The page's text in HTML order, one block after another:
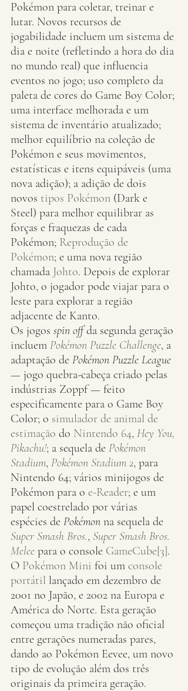
Pokémon para coletar, treinar e
lutar. Novos recursos de
jogabilidade incluem um sistema de
dia e noite (refletindo a hora do dia
no mundo real) que influencia
eventos no jogo; uso completo da
paleta de cores do Game Boy Color;
uma interface melhorada e um
sistema de inventário atualizado;
melhor equilíbrio na coleção de
Pokémon e seus movimentos,
estatísticas e itens equipáveis ​​(uma
nova adição); a adição de dois
novos tipos Pokémon (Dark e
Steel) para melhor equilibrar as
forças e fraquezas de cada
Pokémon; Reprodução de
Pokémon; e uma nova região
chamada Johto. Depois de explorar
Johto, o jogador pode viajar para o
leste para explorar a região
adjacente de Kanto.
Os jogos spin off da segunda geração
incluem Pokémon Puzzle Challenge, a
adaptação de Pokémon Puzzle League
— jogo quebra-cabeça criado pelas
indústrias Zoppf — feito
especificamente para o Game Boy
Color; o simulador de animal de
estimação do Nintendo 64, Hey You,
Pikachu!; a sequela de Pokémon
Stadium, Pokémon Stadium 2, para
Nintendo 64; vários minijogos de
Pokémon para o e-Reader; e um
papel coestrelado por várias
espécies de Pokémon na sequela de
Super Smash Bros., Super Smash Bros.
Melee para o console GameCube[3].
O Pokémon Mini foi um console
portátil lançado em dezembro de
2001 no Japão, e 2002 na Europa e
América do Norte. Esta geração
começou uma tradição não oficial
entre gerações numeradas pares,
dando ao Pokémon Eevee, um novo
tipo de evolução além dos três
originais da primeira geração.